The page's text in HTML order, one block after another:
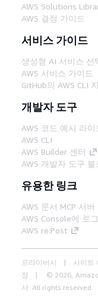
AWS Solutions
AWS 결정 가이드
서비스 가이드
생성형 AI 서비스 선
AWS 서비스 가이드
GitHub의 AWS CLI
개발자 도구
AWS 코드 예시 라이
AWS CLI
AWS Builder 센터
AWS 개발자 도구 블
유용한 링크
AWS 문서 MCP 서버
AWS Console에 로
AWS re:Post
프라이버시 사이트
정
© 2026,
사. All rights reserved.